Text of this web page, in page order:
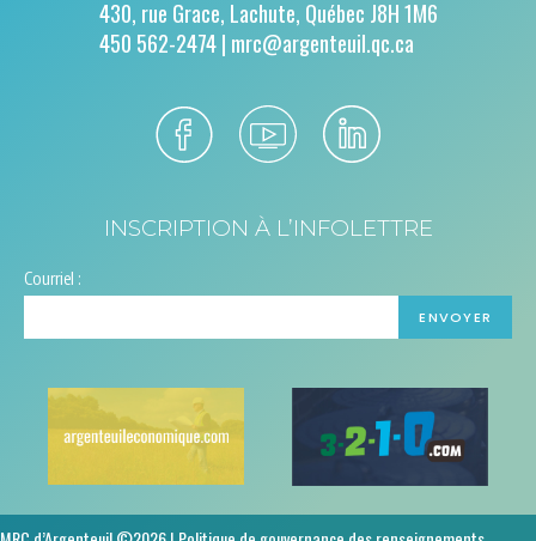
430, rue Grace, Lachute, Québec J8H 1M6
450 562-2474 | mrc@argenteuil.qc.ca
INSCRIPTION À L’INFOLETTRE
Courriel :